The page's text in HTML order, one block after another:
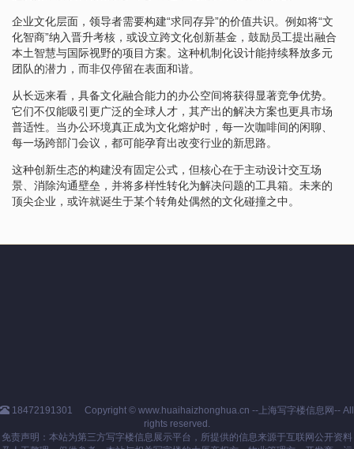
企业文化层面，领导者需要构建“求同存异”的价值共识。例如将“文
化智商”纳入晋升考核，或设立跨文化创新基金，鼓励员工提出融合
本土智慧与国际视野的项目方案。这种机制化设计能持续释放多元
团队的潜力，而非仅停留在表面和谐。
从长远来看，具备文化融合能力的办公空间将获得显著竞争优势。
它们不仅能吸引更广泛的全球人才，其产出的解决方案也更具市场
普适性。当办公环境真正成为文化熔炉时，每一次咖啡间的闲聊、
每一场跨部门会议，都可能孕育出改变行业的新思路。
这种创新生态的构建没有固定公式，但核心在于主动设计交互场
景、消除沟通壁垒，并将多样性转化为解决问题的工具箱。未来的
顶尖企业，或许就诞生于某个转角处偶然的文化碰撞之中。
18472191301
Copyright © www.huaihaizhonghua.cn --上海写字楼信息网-- All
rights reserved.
免责声明：本站为第三方写字楼信息展示平台，所提供的信息来源于互联网公开资料